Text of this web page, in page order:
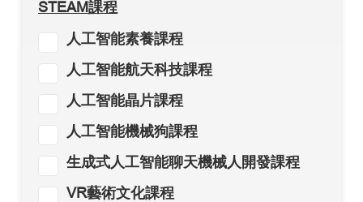
STEAM課程
人工智能素養課程
人工智能航天科技課程
人工智能晶片課程
人工智能機械狗課程
生成式人工智能聊天機械人開發課程
VR藝術文化課程